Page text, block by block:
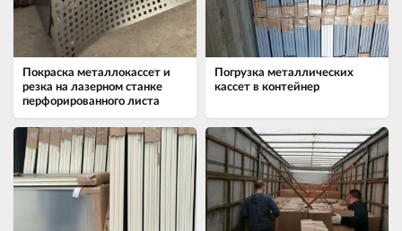
Покраска металлокассет и
резка на лазерном станке
перфорированного листа
Погрузка металлических
кассет в контейнер